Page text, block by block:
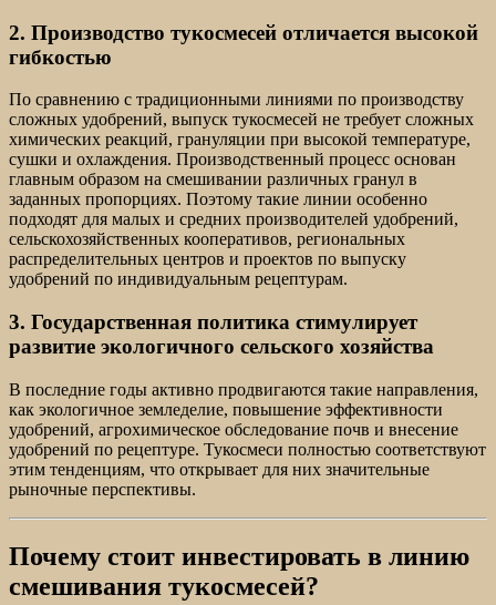
2. Производство тукосмесей отличается высокой
гибкостью
По сравнению с традиционными линиями по производству
сложных удобрений, выпуск тукосмесей не требует сложных
химических реакций, грануляции при высокой температуре,
сушки и охлаждения. Производственный процесс основан
главным образом на смешивании различных гранул в
заданных пропорциях. Поэтому такие линии особенно
подходят для малых и средних производителей удобрений,
сельскохозяйственных кооперативов, региональных
распределительных центров и проектов по выпуску
удобрений по индивидуальным рецептурам.
3. Государственная политика стимулирует
развитие экологичного сельского хозяйства
В последние годы активно продвигаются такие направления,
как экологичное земледелие, повышение эффективности
удобрений, агрохимическое обследование почв и внесение
удобрений по рецептуре. Тукосмеси полностью соответствуют
этим тенденциям, что открывает для них значительные
рыночные перспективы.
Почему стоит инвестировать в линию
смешивания тукосмесей?